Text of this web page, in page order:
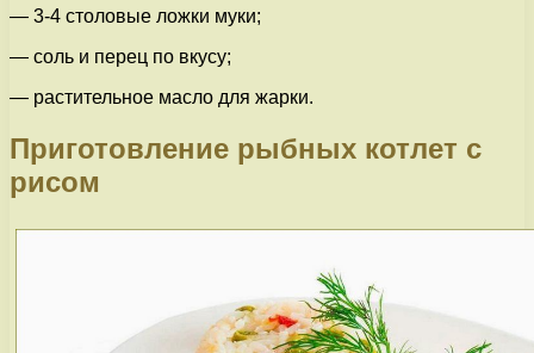
— 3-4 столовые ложки муки;
— соль и перец по вкусу;
— растительное масло для жарки.
Приготовление рыбных котлет с
рисом